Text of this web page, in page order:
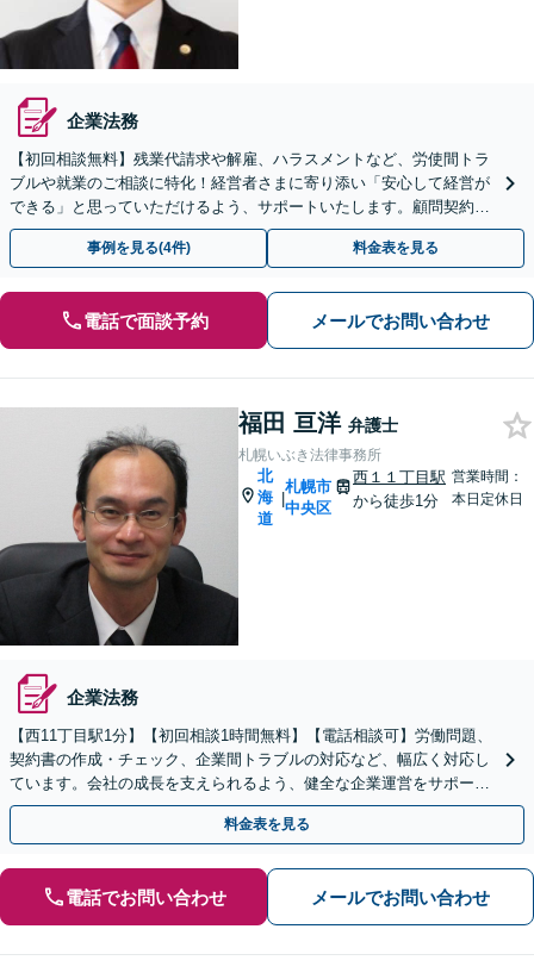
企業法務
【初回相談無料】残業代請求や解雇、ハラスメントなど、労使間トラ
ブルや就業のご相談に特化！経営者さまに寄り添い「安心して経営が
できる」と思っていただけるよう、サポートいたします。顧問契約プ
ラン（月額1.1万円〜）複数あり！【休日・夜間相談可】
事例を見る(4件) 料金表を見る
電話で面談予約 メールでお問い合わせ
福田 亘洋 弁護士
札幌いぶき法律事務所
北
海
道
|
札幌市
中央区
西１１丁目駅
から徒歩1分
営業時間：
本日定休日
企業法務
【西11丁目駅1分】【初回相談1時間無料】【電話相談可】労働問題、
契約書の作成・チェック、企業間トラブルの対応など、幅広く対応し
ています。会社の成長を支えられるよう、健全な企業運営をサポート
いたします。トラブルに強い会社を作りましょう。
料金表を見る
電話でお問い合わせ メールでお問い合わせ